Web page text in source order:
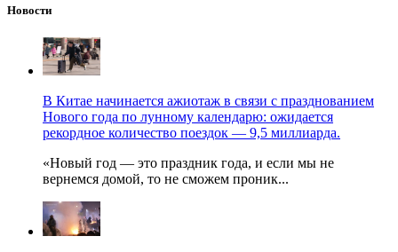
Новости
В Китае начинается ажиотаж в связи с празднованием
Нового года по лунному календарю: ожидается
рекордное количество поездок — 9,5 миллиарда.
«Новый год — это праздник года, и если мы не
вернемся домой, то не сможем проник...